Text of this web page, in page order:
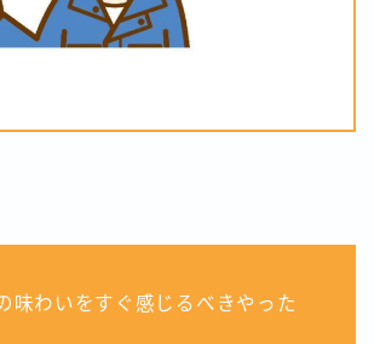
味わいをすぐ感じるべきやった